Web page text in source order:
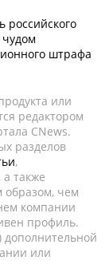
чудом
штрафа
или
редактором
CNews.
разделов
,
также
образом, чем
компании
профиль.
или